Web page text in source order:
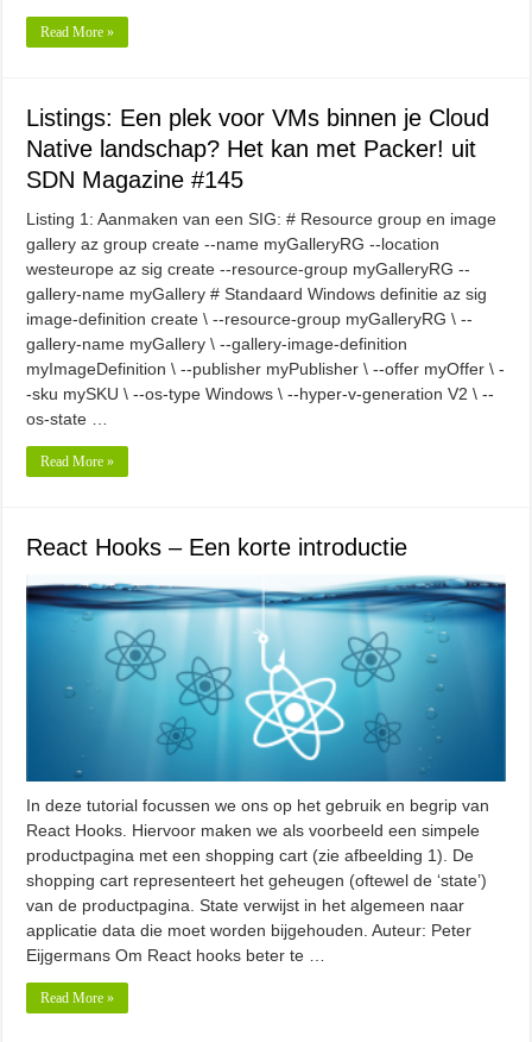
Read More »
Listings: Een plek voor VMs binnen je Cloud
Native landschap? Het kan met Packer! uit
SDN Magazine #145
Listing 1: Aanmaken van een SIG: # Resource group en image
gallery az group create --name myGalleryRG --location
westeurope az sig create --resource-group myGalleryRG --
gallery-name myGallery # Standaard Windows definitie az sig
image-definition create \ --resource-group myGalleryRG \ --
gallery-name myGallery \ --gallery-image-definition
myImageDefinition \ --publisher myPublisher \ --offer myOffer \ -
-sku mySKU \ --os-type Windows \ --hyper-v-generation V2 \ --
os-state …
Read More »
React Hooks – Een korte introductie
In deze tutorial focussen we ons op het gebruik en begrip van
React Hooks. Hiervoor maken we als voorbeeld een simpele
productpagina met een shopping cart (zie afbeelding 1). De
shopping cart representeert het geheugen (oftewel de ‘state’)
van de productpagina. State verwijst in het algemeen naar
applicatie data die moet worden bijgehouden. Auteur: Peter
Eijgermans Om React hooks beter te …
Read More »